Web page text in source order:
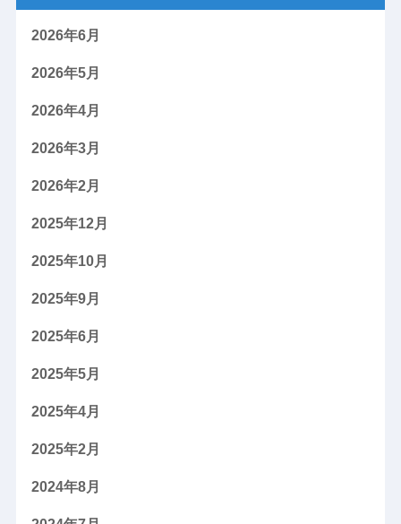
2026年6月
2026年5月
2026年4月
2026年3月
2026年2月
2025年12月
2025年10月
2025年9月
2025年6月
2025年5月
2025年4月
2025年2月
2024年8月